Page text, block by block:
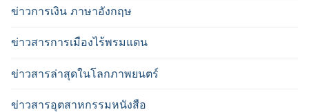
ข่าวการเงิน ภาษาอังกฤษ
ข่าวสารการเมืองไร้พรมแดน
ข่าวสารล่าสุดในโลกภาพยนตร์
ข่าวสารอุตสาหกรรมหนังสือ